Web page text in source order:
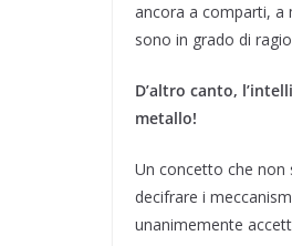
ancora a comparti, a
sono in grado di
D’altro canto,
metallo!
Un concetto che non
decifrare i
unanimemente